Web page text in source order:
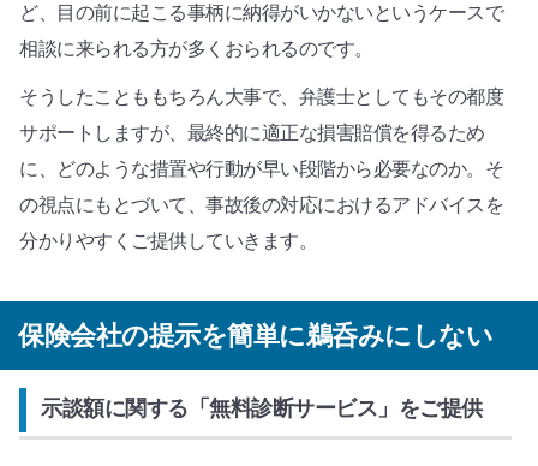
ど、目の前に起こる事柄に納得がいかないというケースで
相談に来られる方が多くおられるのです。
そうしたことももちろん大事で、弁護士としてもその都度
サポートしますが、最終的に適正な損害賠償を得るため
に、どのような措置や行動が早い段階から必要なのか。そ
の視点にもとづいて、事故後の対応におけるアドバイスを
分かりやすくご提供していきます。
保険会社の提示を簡単に鵜呑みにしない
示談額に関する「無料診断サービス」をご提供